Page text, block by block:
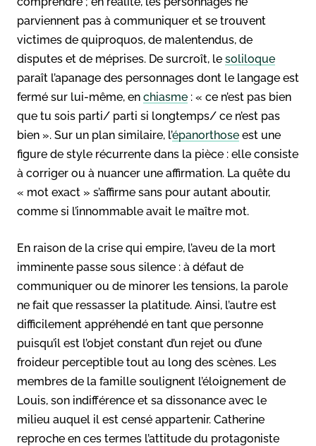
parviennent pas à communiquer et se trouvent
victimes de quiproquos, de malentendus, de
disputes et de méprises. De surcroît, le soliloque
paraît l’apanage des personnages dont le langage est
fermé sur lui-même, en chiasme : « ce n’est pas bien
que tu sois parti/ parti si longtemps/ ce n’est pas
bien ». Sur un plan similaire, l’épanorthose est une
figure de style récurrente dans la pièce : elle consiste
à corriger ou à nuancer une affirmation. La quête du
« mot exact » s’affirme sans pour autant aboutir,
comme si l’innommable avait le maître mot.
En raison de la crise qui empire, l’aveu de la mort
imminente passe sous silence : à défaut de
communiquer ou de minorer les tensions, la parole
ne fait que ressasser la platitude. Ainsi, l’autre est
difficilement appréhendé en tant que personne
puisqu’il est l’objet constant d’un rejet ou d’une
froideur perceptible tout au long des scènes. Les
membres de la famille soulignent l’éloignement de
Louis, son indifférence et sa dissonance avec le
milieu auquel il est censé appartenir. Catherine
reproche en ces termes l’attitude du protagoniste